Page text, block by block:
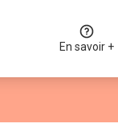
En savoir +